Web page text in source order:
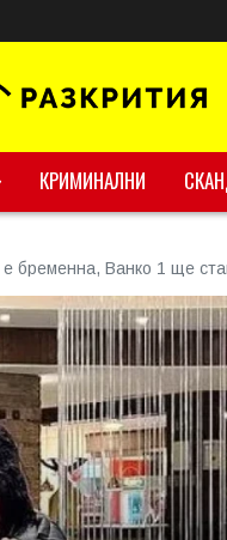
КРИМИНАЛНИ
бременна, Ванко 1 ще